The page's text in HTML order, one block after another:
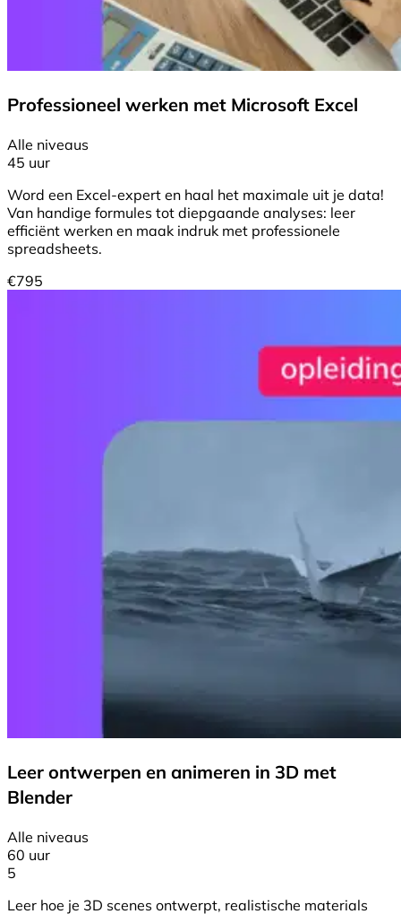
Professioneel werken met Microsoft Excel
Alle niveaus
45 uur
Word een Excel-expert en haal het maximale uit je data!
Van handige formules tot diepgaande analyses: leer
efficiënt werken en maak indruk met professionele
spreadsheets.
€795
Leer ontwerpen en animeren in 3D met
Blender
Alle niveaus
60 uur
5
Leer hoe je 3D scenes ontwerpt, realistische materials